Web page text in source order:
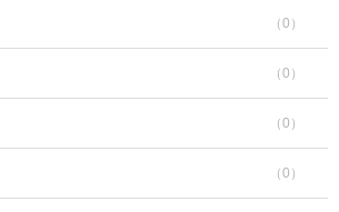
（0 ）
（0 ）
（0 ）
（0 ）